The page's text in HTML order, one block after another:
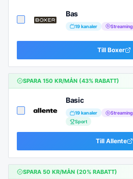
Bas
19kanaler Streaming
Till Boxer
SPARA 150 KR/MÅN (43% RABATT)
Basic
19kanaler
Streaming
Sport
Till Allente
SPARA 50 KR/MÅN (20% RABATT)